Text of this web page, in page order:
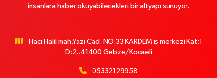
insanlara haber okuyabilecekleri bir altyapı sunuyor.
Hacı Halil mah.Yazı Cad. NO:33 KARDEM iş merkezi Kat:1
D:2..41400 Gebze/Kocaeli
05332129958